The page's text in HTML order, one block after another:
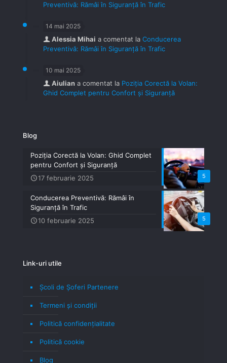
Preventivă: Rămâi în Siguranță în Trafic
14 mai 2025
Alessia Mihai a comentat la Conducerea
Preventivă: Rămâi în Siguranță în Trafic
10 mai 2025
Aiulian a comentat la Poziția Corectă la Volan:
Ghid Complet pentru Confort și Siguranță
Blog
5
Poziția Corectă la Volan: Ghid Complet
pentru Confort și Siguranță
17 februarie 2025
5
Conducerea Preventivă: Rămâi în
Siguranță în Trafic
10 februarie 2025
Link-uri utile
Școli de Șoferi Partenere
Termeni şi condiţii
Politică confidenţialitate
Politică cookie
Blog